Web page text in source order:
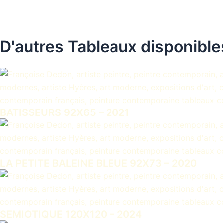
D'autres Tableaux
BATISSEURS 92X65 – 2021
LA PETITE BALEINE BLEUE 92X73 – 2020
SEMIOTIQUE 120X120 – 2024